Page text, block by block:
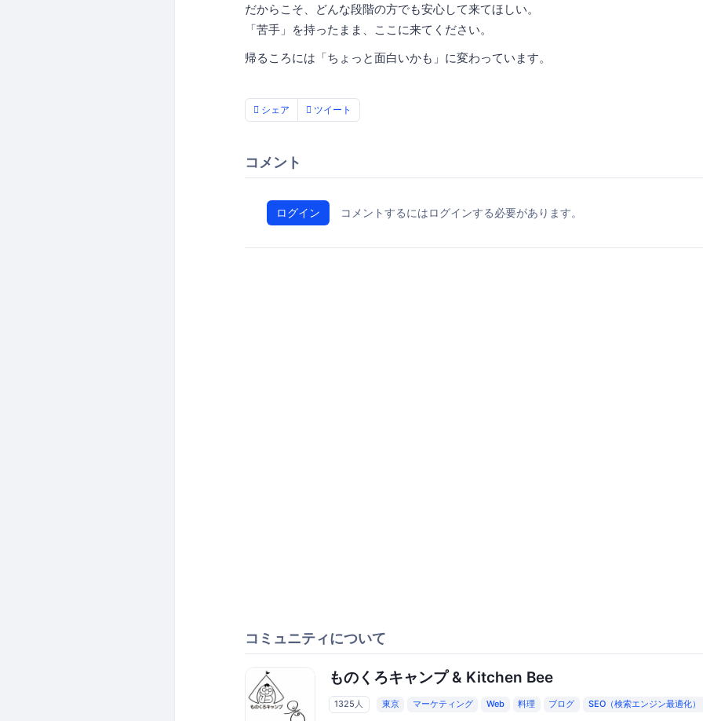
だからこそ、どんな段階の方でも安心して来てほしい。
「苦手」を持ったまま、ここに来てください。
帰るころには「ちょっと面白いかも」に変わっています。
シェア ツイート
コメント
ログイン コメントするにはログインする必要があります。
コミュニティについて
ものくろキャンプ & Kitchen Bee
1325人 東京 マーケティング Web 料理 ブログ SEO（検索エンジン最適化）